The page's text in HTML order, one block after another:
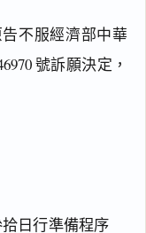
不服經濟部中華
號訴願決定，
日行準備程序